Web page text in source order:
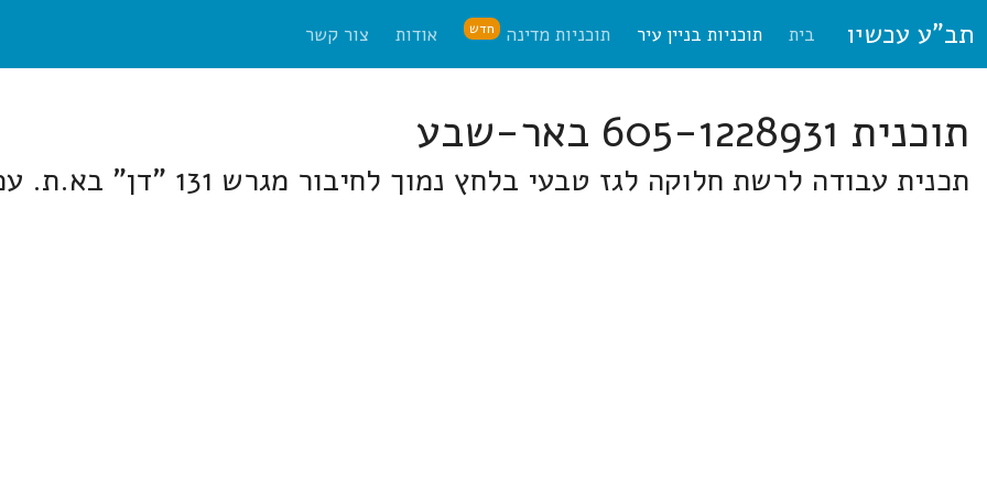
תב"ע עכשיו בית תוכניות בניין עיר תוכניות מדינה חדש אודות צור קשר
תוכנית 605-1228931 באר-שבע
תכנית עבודה לרשת חלוקה לגז טבעי בלחץ נמוך לחיבור מגרש 131 "דן" בא.ת. עמק שרה, באר שבע